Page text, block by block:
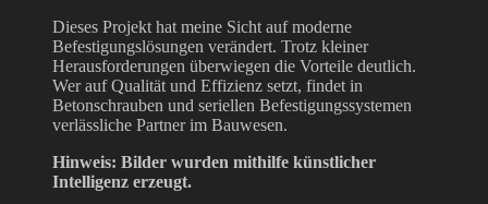
Dieses Projekt hat meine Sicht auf moderne
Befestigungslösungen verändert. Trotz kleiner
Herausforderungen überwiegen die Vorteile deutlich.
Wer auf Qualität und Effizienz setzt, findet in
Betonschrauben und seriellen Befestigungssystemen
verlässliche Partner im Bauwesen.
Hinweis: Bilder wurden mithilfe künstlicher
Intelligenz erzeugt.